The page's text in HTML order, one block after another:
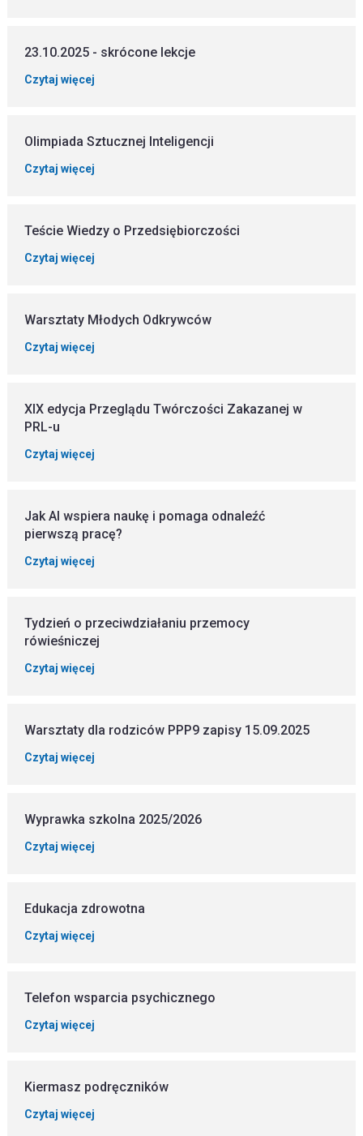
23.10.2025 - skrócone lekcje
Czytaj więcej
Olimpiada Sztucznej Inteligencji
Czytaj więcej
Teście Wiedzy o Przedsiębiorczości
Czytaj więcej
Warsztaty Młodych Odkrywców
Czytaj więcej
XIX edycja Przeglądu Twórczości Zakazanej w
PRL-u
Czytaj więcej
Jak AI wspiera naukę i pomaga odnaleźć
pierwszą pracę?
Czytaj więcej
Tydzień o przeciwdziałaniu przemocy
rówieśniczej
Czytaj więcej
Warsztaty dla rodziców PPP9 zapisy 15.09.2025
Czytaj więcej
Wyprawka szkolna 2025/2026
Czytaj więcej
Edukacja zdrowotna
Czytaj więcej
Telefon wsparcia psychicznego
Czytaj więcej
Kiermasz podręczników
Czytaj więcej